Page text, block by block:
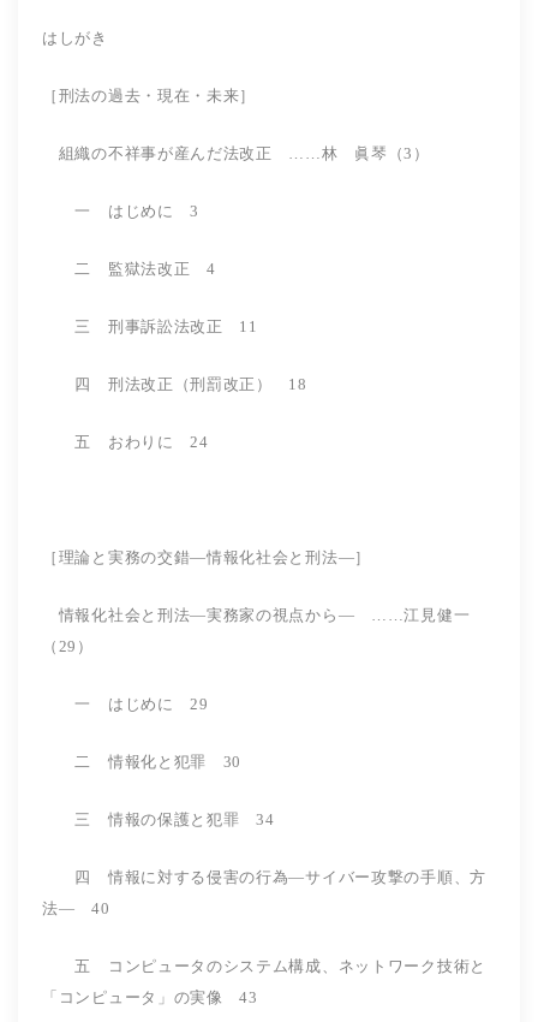
はしがき
［刑法の過去・現在・未来］
組織の不祥事が産んだ法改正 ……林 眞琴（3）
一 はじめに 3
二 監獄法改正 4
三 刑事訴訟法改正 11
四 刑法改正（刑罰改正） 18
五 おわりに 24
［理論と実務の交錯―情報化社会と刑法―］
情報化社会と刑法―実務家の視点から― ……江見健一
（29）
一 はじめに 29
二 情報化と犯罪 30
三 情報の保護と犯罪 34
四 情報に対する侵害の行為―サイバー攻撃の手順、方
法― 40
五 コンピュータのシステム構成、ネットワーク技術と
「コンピュータ」の実像 43